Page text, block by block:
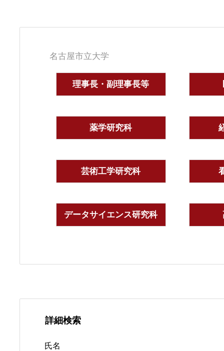
名古屋市立大学
理事長・副理事長等
薬学研究科
芸術工学研究科
データサイエンス研究科
詳細検索
氏名